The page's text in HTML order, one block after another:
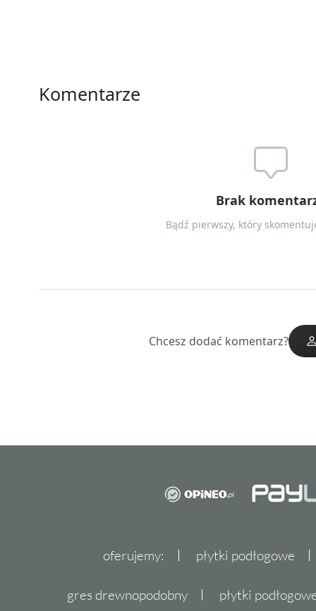
Komentarze
Brak
Bądź pierwszy, który
Chcesz dodać komentarz?
oferujemy: płytki podłogowe
gres drewnopodobny płytki